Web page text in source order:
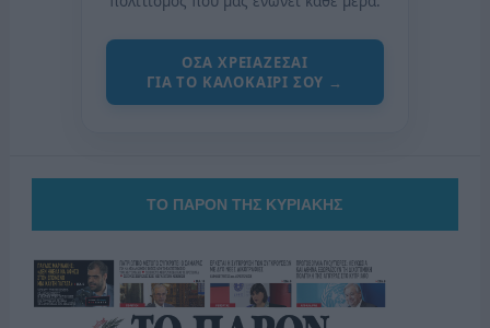
ΟΣΑ ΧΡΕΙΑΖΕΣΑΙ
ΓΙΑ ΤΟ ΚΑΛΟΚΑΙΡΙ ΣΟΥ →
ΤΟ ΠΑΡΟΝ ΤΗΣ ΚΥΡΙΑΚΗΣ